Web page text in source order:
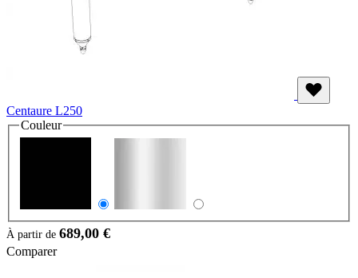
Centaure L250
Couleur
À partir de 689,00 €
Comparer